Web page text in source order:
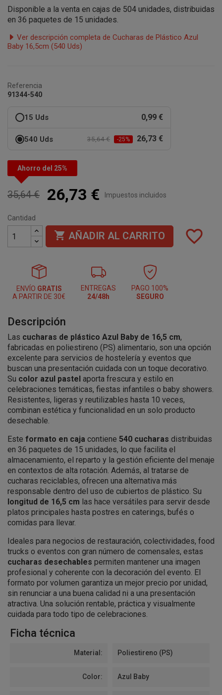
Disponible a la venta en cajas de 504 unidades, distribuidas
en 36 paquetes de 15 unidades.
Ver descripción completa de Cucharas de Plástico Azul
Baby 16,5cm (540 Uds)
Referencia
91344-540
15 Uds 0,99 €
540 Uds 35,64 € -25% 26,73 €
Ahorro del 25%
35,64 € 26,73 € Impuestos incluidos
Cantidad
 AÑADIR AL CARRITO favorite_border
ENVÍO GRATIS
A PARTIR DE 30€
ENTREGAS
24/48h
PAGO 100%
SEGURO
Descripción
Las cucharas de plástico Azul Baby de 16,5 cm,
fabricadas en poliestireno (PS) alimentario, son una opción
excelente para servicios de hostelería y eventos que
buscan una presentación cuidada con un toque decorativo.
Su color azul pastel aporta frescura y estilo en
celebraciones temáticas, fiestas infantiles o baby showers.
Resistentes, ligeras y reutilizables hasta 10 veces,
combinan estética y funcionalidad en un solo producto
desechable.
Este formato en caja contiene 540 cucharas distribuidas
en 36 paquetes de 15 unidades, lo que facilita el
almacenamiento, el reparto y la gestión eficiente del menaje
en contextos de alta rotación. Además, al tratarse de
cucharas reciclables, ofrecen una alternativa más
responsable dentro del uso de cubiertos de plástico. Su
longitud de 16,5 cm las hace versátiles para servir desde
platos principales hasta postres en caterings, bufés o
comidas para llevar.
Ideales para negocios de restauración, colectividades, food
trucks o eventos con gran número de comensales, estas
cucharas desechables permiten mantener una imagen
profesional y coherente con la decoración del evento. El
formato por volumen garantiza un mejor precio por unidad,
sin renunciar a una buena calidad ni a una presentación
atractiva. Una solución rentable, práctica y visualmente
cuidada para todo tipo de celebraciones.
Ficha técnica
Material: Poliestireno (PS)
Color: Azul Baby